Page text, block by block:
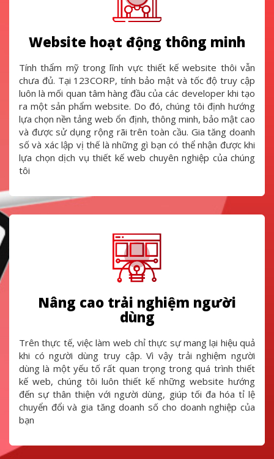
Website hoạt động thông minh
Tính thẩm mỹ trong lĩnh vực thiết kế website thôi vẫn
chưa đủ. Tại 123CORP, tính bảo mật và tốc độ truy cập
luôn là mối quan tâm hàng đầu của các developer khi tạo
ra một sản phẩm website. Do đó, chúng tôi định hướng
lựa chọn nền tảng web ổn định, thông minh, bảo mật cao
và được sử dụng rộng rãi trên toàn cầu. Gia tăng doanh
số và xác lập vị thế là những gì bạn có thể nhận được khi
lựa chọn dịch vụ thiết kế web chuyên nghiệp của chúng
tôi
Nâng cao trải nghiệm người
dùng
Trên thực tế, việc làm web chỉ thực sự mang lại hiệu quả
khi có người dùng truy cập. Vì vậy trải nghiệm người
dùng là một yếu tố rất quan trọng trong quá trình thiết
kế web, chúng tôi luôn thiết kế những website hướng
đến sự thân thiện với người dùng, giúp tối đa hóa tỉ lệ
chuyển đổi và gia tăng doanh số cho doanh nghiệp của
bạn